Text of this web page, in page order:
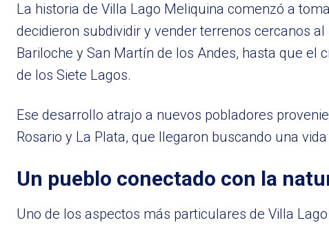
La historia de Villa Lago Meliquina comenzó a
decidieron subdividir y vender terrenos cercanos
Bariloche y San Martín de los Andes, hasta que el
de los Siete Lagos.
Ese desarrollo atrajo a nuevos pobladores
Rosario y La Plata, que llegaron buscando una
Un pueblo conectado con la
Uno de los aspectos más particulares de Villa